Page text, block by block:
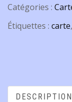
Catégories :
Étiquettes : carte,
DESCRIPTION